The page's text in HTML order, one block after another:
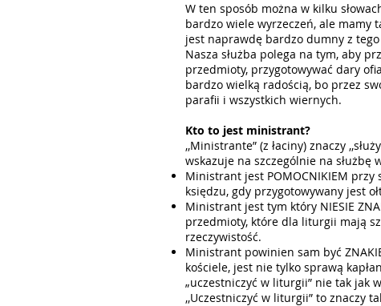
Harmonogram
W ten sposób można w kilku
bardzo wiele wyrzeczeń, ale mamy
jest naprawdę bardzo dumny z
Nasza służba polega na tym, aby
przedmioty, przygotowywać dary
bardzo wielką radością, bo przez
parafii i wszystkich wiernych.
Kto to jest ministrant?
,,Ministrante” (z łaciny) znaczy
wskazuje na szczególnie na służbę
Ministrant jest POMOCNIKIEM
księdzu, gdy przygotowywany jest
Ministrant jest tym który NIESIE
przedmioty, które dla liturgii mają
rzeczywistość.
Ministrant powinien sam być
kościele, jest nie tylko sprawą
„uczestniczyć w liturgii” nie tak jak
,,Uczestniczyć w liturgii” to znaczy